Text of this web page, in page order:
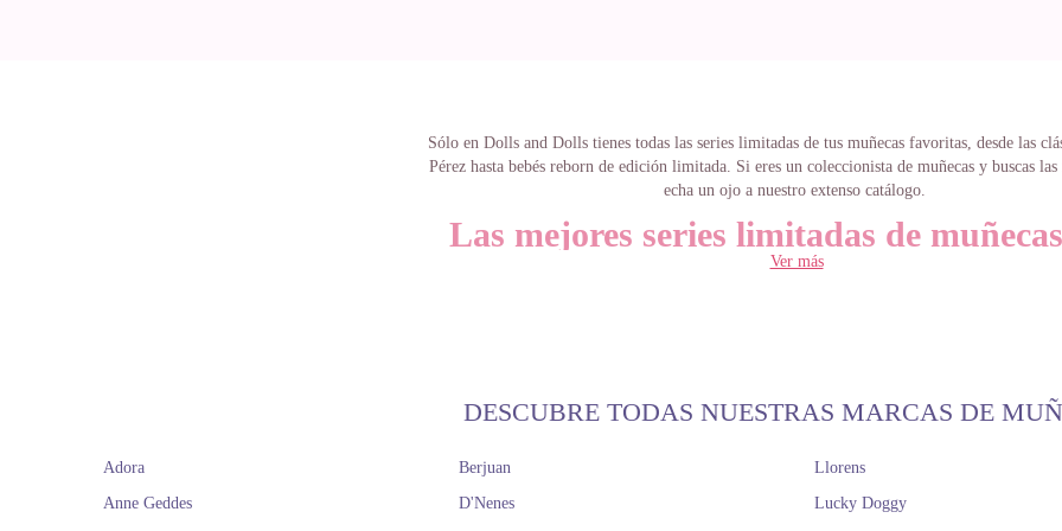
Sólo en Dolls and Dolls tienes todas las series limitadas de tus muñecas favoritas, desde las
Pérez hasta bebés reborn de edición limitada. Si eres un coleccionista de muñecas y buscas las
echa un ojo a nuestro extenso catálogo.
Las mejores series limitadas de
regalar o coleccionar
Reborn de Antonio Juan o Así como de la preciosa y dulce Mariquita Pérez. Las primeras
bebés, con sus gestos y expresiones tan suyas, mientras que la segunda será ideal para la eterna
llevamos dentro. No olvides que también contamos con accesorios, ropita y peanas para
Ver más
DESCUBRE TODAS NUESTRAS MARCAS DE
Adora
Anne Geddes
Berjuan
D'Nenes
Llorens
Lucky Doggy